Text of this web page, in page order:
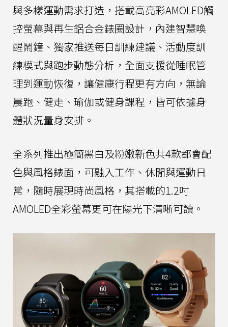
與多樣運動需求打造，搭載高亮彩AMOLED觸
控螢幕與再生鋁合金錶圈設計，內建智慧喚
醒鬧鐘、獨家推送每日訓練建議、活動度訓
練模式與跑步動態分析，全面支援從睡眠管
理到運動恢復，讓健康行程更有方向，無論
晨跑、健走、瑜伽或健身課程，皆可依據身
體狀況量身安排。
全系列推出極簡黑白及粉嫩新色共4款都會配
色與風格錶面，可融入工作、休閒與運動日
常，隨時展現時尚風格，其搭載的1.2吋
AMOLED全彩螢幕更可在陽光下清晰可讀。